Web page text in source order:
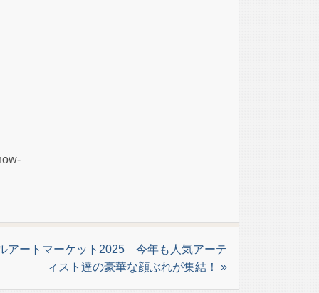
アートマーケット2025 今年も人気アーテ
ィスト達の豪華な顔ぶれが集結！ »